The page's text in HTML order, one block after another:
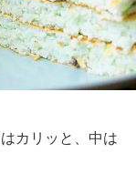
カリッと、中は